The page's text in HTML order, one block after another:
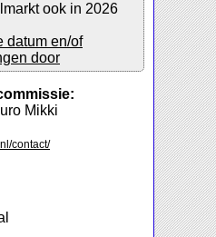
ook in 2026
datum en/of
door
Mikki
contact/